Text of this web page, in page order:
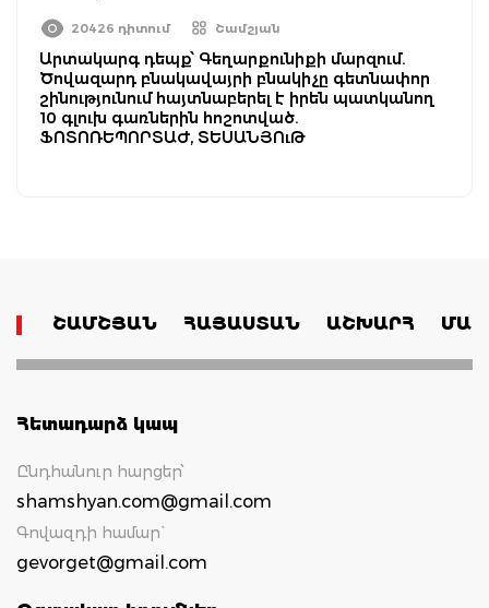
20426 դիտում Շամշյան
Արտակարգ դեպք՝ Գեղարքունիքի մարզում.
Ծովազարդ բնակավայրի բնակիչը գետնափոր
շինությունում հայտնաբերել է իրեն պատկանող
10 գլուխ գառներին հոշոտված.
ՖՈՏՈՌԵՊՈՐՏԱԺ, ՏԵՍԱՆՅՈւԹ
ՇԱՄՇՅԱՆ ՀԱՅԱՍՏԱՆ ԱՇԽԱՐՀ
Հետադարձ կապ
Ընդհանուր հարցեր՝
shamshyan.com@gmail.com
Գովազդի համար`
gevorget@gmail.com